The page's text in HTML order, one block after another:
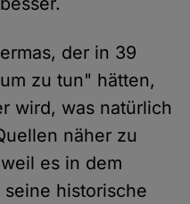
der in 39
zu tun" hätten,
wird, was natürlich
näher zu
es in dem
historische